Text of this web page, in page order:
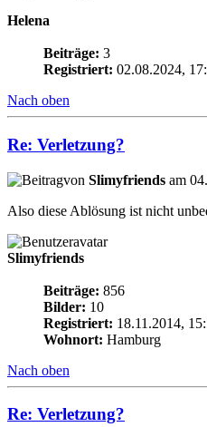
Helena
Beiträge: 3
Registriert: 02.08.2024,
Nach oben
Re: Verletzung?
von Slimyfriends am
Also diese Ablösung ist nicht
Slimyfriends
Beiträge: 856
Bilder: 10
Registriert: 18.11.2014,
Wohnort: Hamburg
Nach oben
Re: Verletzung?